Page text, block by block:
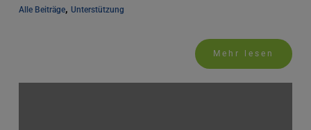
Alle Beiträge, Unterstützung
Mehr lesen